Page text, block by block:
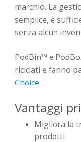
marchio. La
semplice, è
senza alcun
PodBin™ e
riciclati e fanno
Choice.
Vantaggi
Migliora la
prodotti